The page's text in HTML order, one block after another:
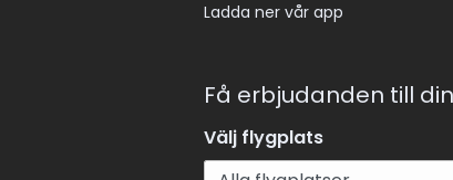
Ladda ner vår app
Få erbjudanden till
Välj flygplats